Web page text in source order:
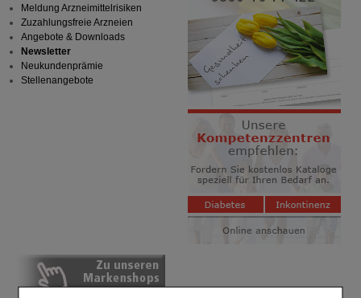
Meldung Arzneimittelrisiken
Zuzahlungsfreie Arzneien
Angebote & Downloads
Newsletter
Neukundenprämie
Stellenangebote